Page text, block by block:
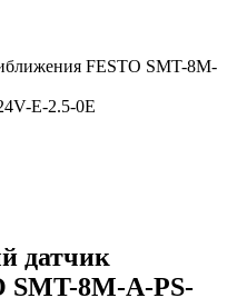
FESTO SMT-8M-
E-2.5-0E
датчик
SMT-8M-A-PS-